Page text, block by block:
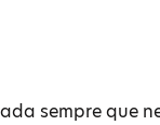
sempre que